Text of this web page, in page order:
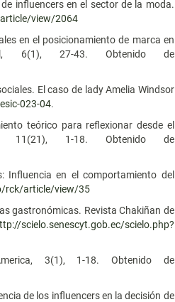
influencers en el sector de la moda.
view/2064
en el posicionamiento de marca en
6(1), 27-43. Obtenido de
El caso de lady Amelia Windsor
023-04.
teórico para reflexionar desde el
11(21), 1-18. Obtenido de
Influencia en el comportamiento del
rck/article/view/35
gastronómicas. Revista Chakiñan de
scielo.senescyt.gob.ec/scielo.php?
3(1), 1-18. Obtenido de
de los influencers en la decisión de